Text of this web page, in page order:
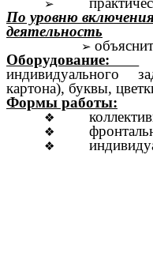
По уровню
деятельность
Оборудование:
картона), буквы,
Формы работы: